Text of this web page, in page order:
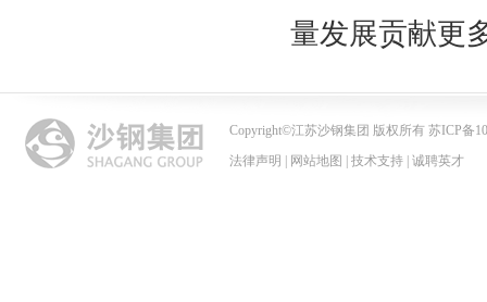
量发展贡献更
Copyright©江苏沙钢集团 版权所有 苏ICP备
法律声明
网站地图 技术支持 诚聘英才